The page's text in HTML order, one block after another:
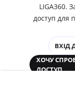
LIGA360.
доступ для
ВХІД
ХОЧУ
ДОСТУП